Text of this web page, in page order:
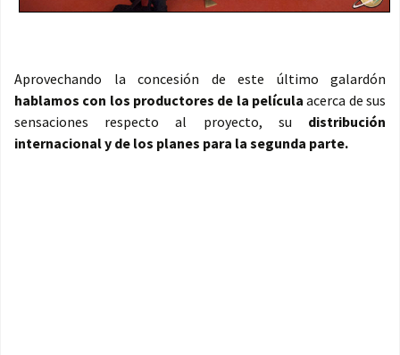
Aprovechando la concesión de este último galardón
hablamos con los productores de la película acerca de sus
sensaciones respecto al proyecto, su distribución
internacional y de los planes para la segunda parte.